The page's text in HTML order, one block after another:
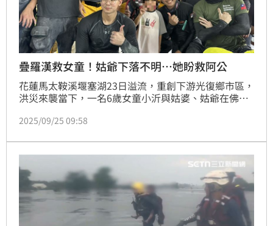
疊羅漢救女童！姑爺下落不明…她盼救阿公
花蓮馬太鞍溪堰塞湖23日溢流，重創下游光復鄉市區，
洪災來襲當下，一名6歲女童小沂與姑婆、姑爺在佛祖
活下去，以疊羅漢方式，將小沂托舉上屋頂梁柱，最終
體已尋獲，但姑爺還埋在泥水深處，小沂母女今日（25
日）特別前來感謝屏東搜救團隊，小沂也不忘向隊員們
求助，表示「阿公救了我，希望大家能幫忙救出阿公
（姑爺）」。
2025/09/25 09:58